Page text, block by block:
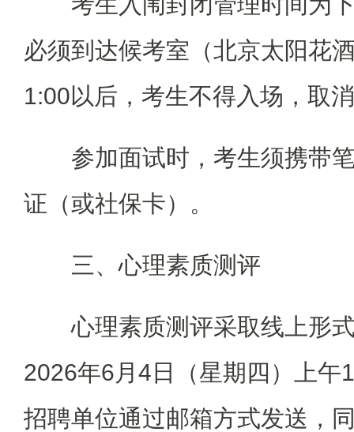
必须到达候考室（北京太阳花
1:00以后，考生不得入场，取
参加面试时，考生须携带
证（或社保卡）。
三、心理素质测评
心理素质测评采取线上形
2026年6月4日（星期四）上午
招聘单位通过邮箱方式发送，